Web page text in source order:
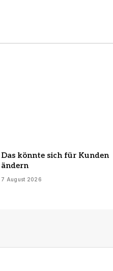
Das könnte sich für Kunden
ändern
7 August 2026